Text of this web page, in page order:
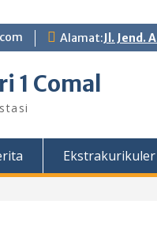
Alamat:Jl. Jend.
1 Comal
Ekstrakurikuler